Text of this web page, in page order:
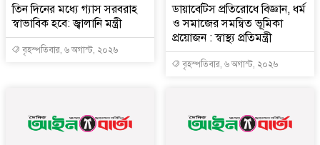
তিন দিনের মধ্যে গ্যাস সরবরাহ
স্বাভাবিক হবে: জ্বালানি মন্ত্রী
বৃহস্পতিবার, ৬ অগাস্ট, ২০২৬
ডায়াবেটিস প্রতিরোধে বিজ্ঞান, ধর্ম
ও সমাজের সমন্বিত ভূমিকা
প্রয়োজন : স্বাস্থ্য প্রতিমন্ত্রী
বৃহস্পতিবার, ৬ অগাস্ট, ২০২৬